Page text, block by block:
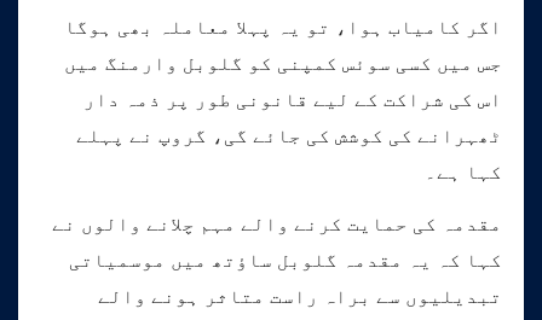
اگر کامیاب ہوا، تو یہ پہلا معاملہ بھی ہوگا
جس میں کسی سوئس کمپنی کو گلوبل وارمنگ میں
اس کی شراکت کے لیے قانونی طور پر ذمہ دار
ٹھہرانے کی کوشش کی جائے گی، گروپ نے پہلے
کہا ہے۔
مقدمہ کی حمایت کرنے والے مہم چلانے والوں نے
کہا کہ یہ مقدمہ گلوبل ساؤتھ میں موسمیاتی
تبدیلیوں سے براہ راست متاثر ہونے والے